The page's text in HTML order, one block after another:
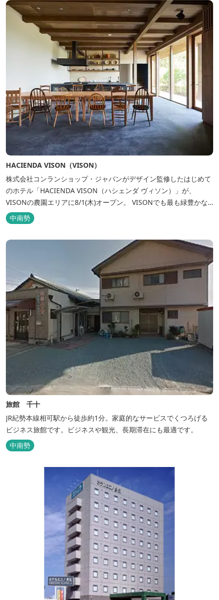
HACIENDA VISON（VISON）
株式会社コンランショップ・ジャパンがデザイン監修したはじめて
のホテル「HACIENDA VISON（ハシェンダ ヴィソン）」が、
VISONの農園エリアに8/1(木)オープン。 VISONでも最も緑豊かな
農園エリアに建つHACIENDA VISON。 ホテル名
の“HACIENDA”は、スペイン語で荘園の主の館を...
中南勢
旅館 千十
JR紀勢本線相可駅から徒歩約1分。家庭的なサービスでくつろげる
ビジネス旅館です。ビジネスや観光、長期滞在にも最適です。
中南勢